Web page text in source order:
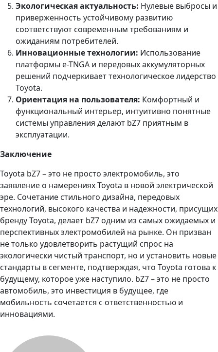
Экологическая актуальность: Нулевые выбросы и
приверженность устойчивому развитию
соответствуют современным требованиям и
ожиданиям потребителей.
Инновационные технологии: Использование
платформы e-TNGA и передовых аккумуляторных
решений подчеркивает технологическое лидерство
Toyota.
Ориентация на пользователя: Комфортный и
функциональный интерьер, интуитивно понятные
системы управления делают bZ7 приятным в
эксплуатации.
Заключение
Toyota bZ7 – это не просто электромобиль, это
заявление о намерениях Toyota в новой электрической
эре. Сочетание стильного дизайна, передовых
технологий, высокого качества и надежности, присущих
бренду Toyota, делает bZ7 одним из самых ожидаемых и
перспективных электромобилей на рынке. Он призван
не только удовлетворить растущий спрос на
экологически чистый транспорт, но и установить новые
стандарты в сегменте, подтверждая, что Toyota готова к
будущему, которое уже наступило. bZ7 – это не просто
автомобиль, это инвестиция в будущее, где
мобильность сочетается с ответственностью и
инновациями.